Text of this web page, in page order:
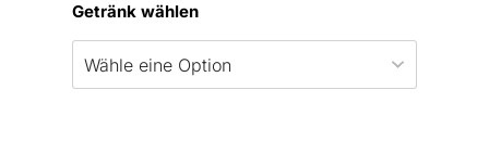
Getränk wählen